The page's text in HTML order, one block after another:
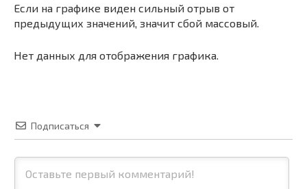
Если на графике виден сильный отрыв от
предыдущих значений, значит сбой массовый.
Нет данных для отображения графика.
Подписаться